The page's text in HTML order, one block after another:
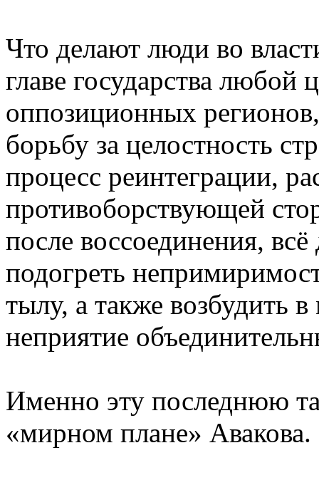
Что делают люди во
главе государства любой
оппозиционных
борьбу за целостность
процесс реинтеграции,
противоборствующей
после воссоединения,
подогреть
тылу, а также возбудить
неприятие
Именно эту последнюю
«мирном плане» Авакова.